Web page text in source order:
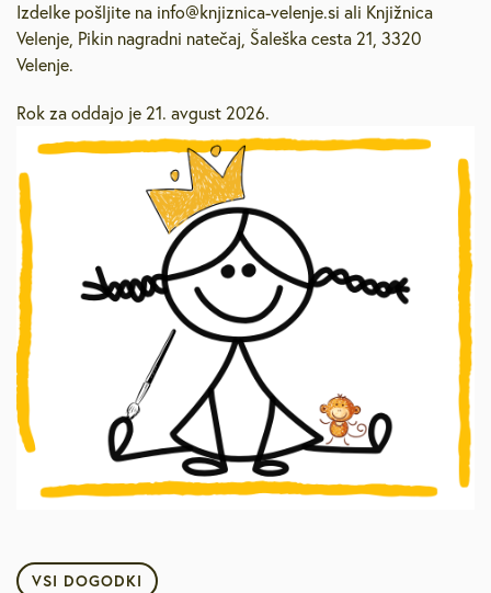
Izdelke pošljite na info@knjiznica-velenje.si ali Knjižnica
Velenje, Pikin nagradni natečaj, Šaleška cesta 21, 3320
Velenje.
Rok za oddajo je 21. avgust 2026.
VSI DOGODKI